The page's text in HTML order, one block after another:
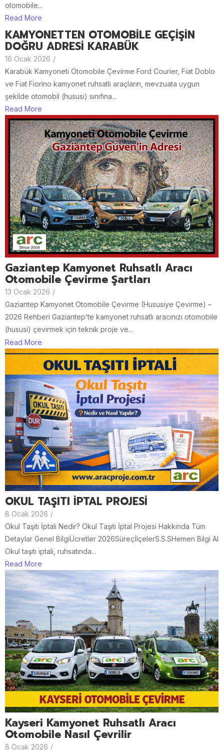
otomobile...
Read More
KAMYONETTEN OTOMOBİLE GEÇİŞİN
DOĞRU ADRESİ KARABÜK
16 Ocak 2026 /
Karabük Kamyoneti Otomobile Çevirme Ford Courier, Fiat Doblo
ve Fiat Fiorino kamyonet ruhsatlı araçların, mevzuata uygun
şekilde otomobil (hususi) sınıfına...
Read More
Gaziantep Kamyonet Ruhsatlı Aracı
Otomobile Çevirme Şartları
13 Ocak 2026 /
Gaziantep Kamyonet Otomobile Çevirme (Hususiye Çevirme) –
2026 Rehberi Gaziantep’te kamyonet ruhsatlı aracınızı otomobile
(hususi) çevirmek için teknik proje ve...
Read More
OKUL TAŞITI İPTAL PROJESİ
8 Ocak 2026 /
Okul Taşıtı İptali Nedir? Okul Taşıtı İptal Projesi Hakkında Tüm
Detaylar Genel BilgiÜcretler 2026SüreçİlçelerS.S.SHemen Bilgi Al
Okul taşıtı iptali, ruhsatında...
Read More
Kayseri Kamyonet Ruhsatlı Aracı
Otomobile Nasıl Çevrilir
8 Ocak 2026 /